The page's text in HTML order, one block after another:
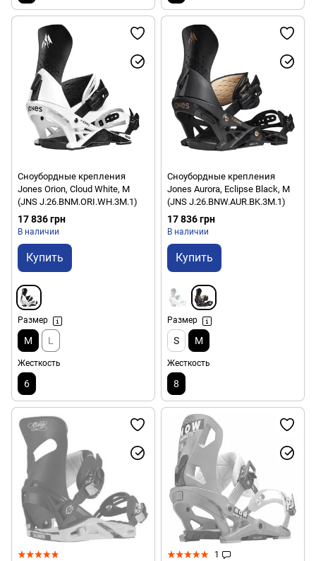
Сноубордные крепления
Jones Orion, Cloud White, M
(JNS J.26.BNM.ORI.WH.3M.1)
17 836 грн
В наличии
Купить
Размер
M L
Жесткость
6
Сноубордные крепления
Jones Aurora, Eclipse Black, M
(JNS J.26.BNW.AUR.BK.3M.1)
17 836 грн
В наличии
Купить
Размер
S M
Жесткость
8
1